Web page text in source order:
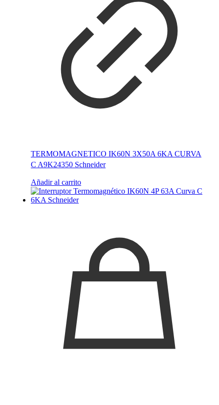
TERMOMAGNETICO IK60N 3X50A 6KA CURVA
C A9K24350 Schneider
Añadir al carrito